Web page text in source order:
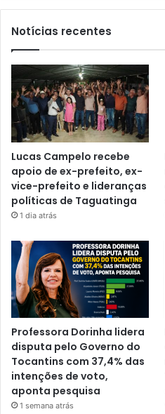
Notícias recentes
Lucas Campelo recebe
apoio de ex-prefeito, ex-
vice-prefeito e lideranças
políticas de Taguatinga
1 dia atrás
Professora Dorinha lidera
disputa pelo Governo do
Tocantins com 37,4% das
intenções de voto,
aponta pesquisa
1 semana atrás